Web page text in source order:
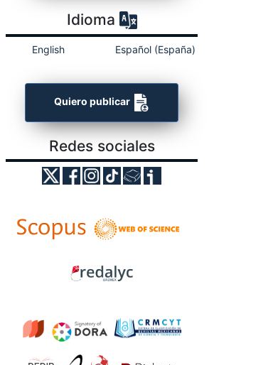
Idioma
English Español (España)
Quiero publicar
Redes sociales